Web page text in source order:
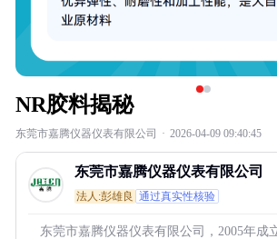
NR胶料揭秘
东莞市嘉腾仪器仪表有限公司 · 2026-04-09 09:40:45
东莞市嘉腾仪器仪表有限公司
法人:彭雄良 通过真实性核验
东莞市嘉腾仪器仪表有限公司，2005年成